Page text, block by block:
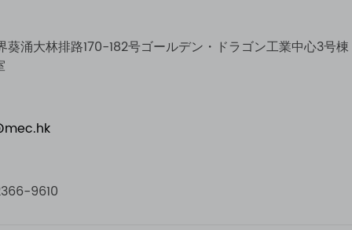
葵涌大林排路170-182号ゴールデン・ドラゴン工業中心3号棟
9610